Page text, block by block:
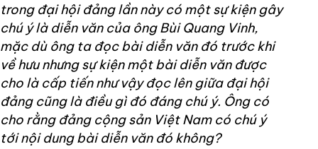
trong đại hội đảng lần này có một sự kiện gây
chú ý là diễn văn của ông Bùi Quang Vinh,
mặc dù ông ta đọc bài diễn văn đó trước khi
về hưu nhưng sự kiện một bài diễn văn được
cho là cấp tiến như vậy đọc lên giữa đại hội
đảng cũng là điều gì đó đáng chú ý. Ông có
cho rằng đảng cộng sản Việt Nam có chú ý
tới nội dung bài diễn văn đó không?